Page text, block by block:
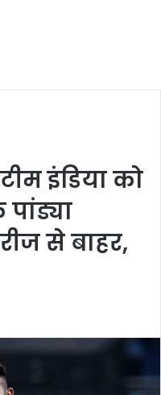
इंडिया को
पांड्या
से बाहर,